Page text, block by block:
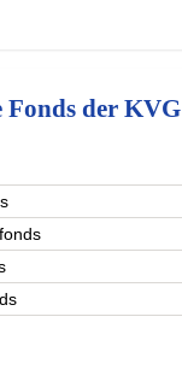
Fonds der KVG